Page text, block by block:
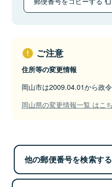
ご注意
住所等の変更情報
岡山市は2009.04.01から政
岡山県の変更情報一覧 はこ
他の郵便番号を検索する